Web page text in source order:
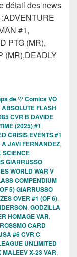
détail des news
#1,
PTG (MR),
(MR),DEADLY
VO de la semaine
de ♡ Comics VO
ABSOLUTE FLASH
CVR B DAVIDE
(2025) #1,
CRISIS EVENTS #1
JAVI FERNANDEZ,
SCIENCE
GIARRUSSO
WORLD WAR V
COMPENDIUM
5) GIARRUSSO
OVER #1 (OF 6),
, GODZILLA
HOMAGE VAR,
CARD
#6 CVR C
UNLIMITED
X-23 VAR,